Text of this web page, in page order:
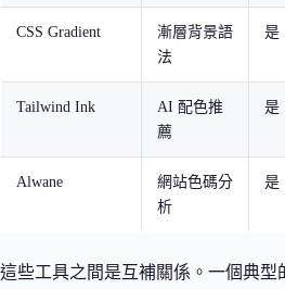
CSS Gradient
漸層背景語
法
是
Tailwind Ink
AI 配色推
薦
是
Alwane
網站色碼分
析
是
這些工具之間是互補關係。一個典型